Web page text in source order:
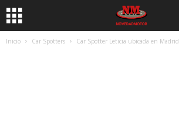
Inicio Car Spotters Car Spotter Leticia ubicada en Madrid